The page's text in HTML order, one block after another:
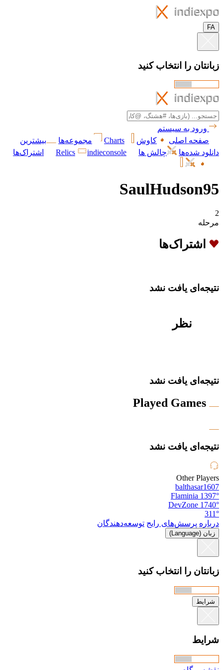
FA
زبانتان را انتخاب کنید
ورود به سیستم
صفحه اصلی
کاوش Charts مجموعه‌ها
بیشترین
دانلود شده‌ها
چالش ها Relics indieconsole اشتراک‌ها
SaulHudson95
2
مرحله
اشتراک‌ها
نتیجه‌ای یافت نشد
نظر
نتیجه‌ای یافت نشد
Played Games
نتیجه‌ای یافت نشد
Other Players
balthasar1607
1397°
Flaminia
1740°
DevZone
311°
درباره پرسش‌های رایج توسعه‌دهندگان
زبان (Language)
زبانتان را انتخاب کنید
شرایط
شرایط